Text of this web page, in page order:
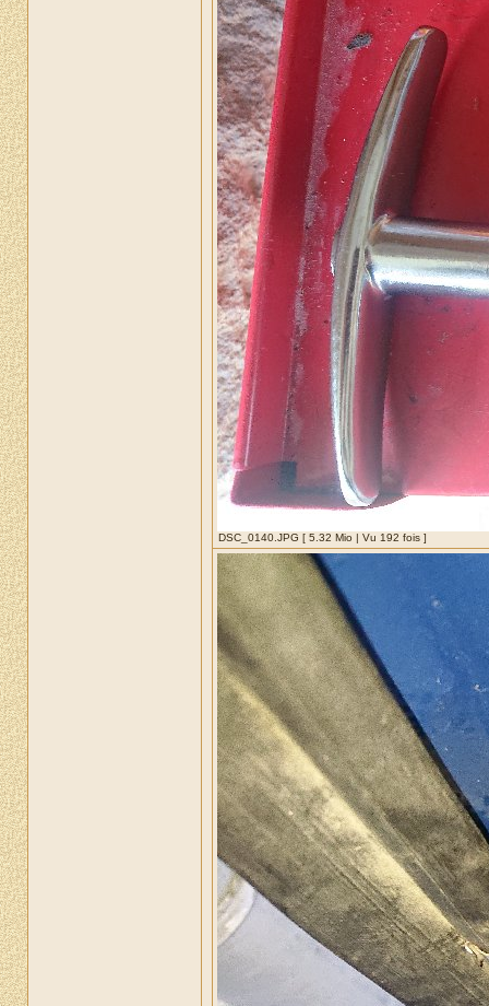
DSC_0140.JPG [ 5.32 Mio | Vu 192 fois ]